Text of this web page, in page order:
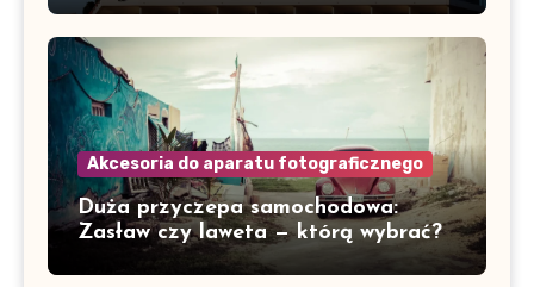
Akcesoria do aparatu fotograficznego
Duża przyczepa samochodowa:
Zasław czy laweta — którą wybrać?